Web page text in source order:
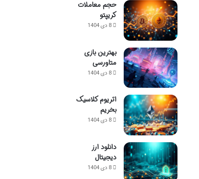
حجم معاملات
کریپتو
8 دی 1404
بهترین بازی
متاورسی
8 دی 1404
اتریوم کلاسیک
بخریم
8 دی 1404
دانلود ارز
دیجیتال
8 دی 1404